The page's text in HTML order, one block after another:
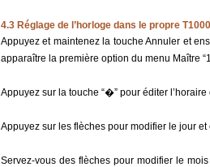
4.3 Réglage de l’horloge dans le propre
Appuyez et maintenez la touche Annuler et
apparaître la première option du menu Maître
Appuyez sur la touche “�” pour éditer
Appuyez sur les flèches pour modifier le jour
Servez-vous des flèches pour modifier le